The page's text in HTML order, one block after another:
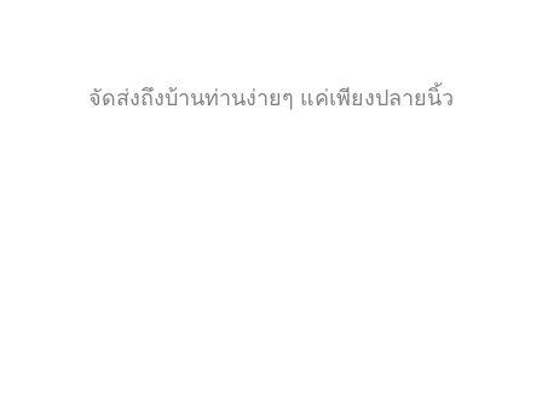
จัดส่งถึงบ้านท่านง่ายๆ แค่เพียงปลายนิ้ว